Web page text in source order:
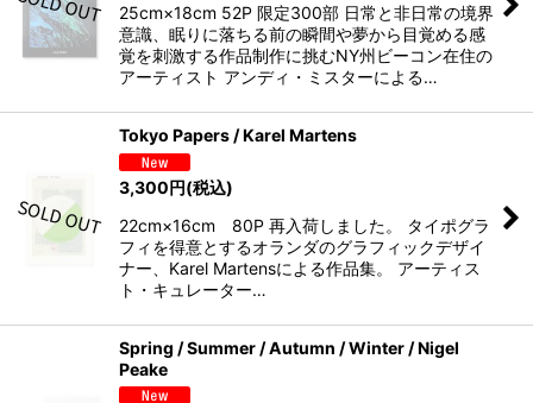
25cm×18cm 52P 限定300部 日常と非日常の境界
意識、眠りに落ちる前の瞬間や夢から目覚める感
覚を刺激する作品制作に挑むNY州ビーコン在住の
アーティスト アンディ・ミスターによる…
Tokyo Papers / Karel Martens
3,300円(税込)
22cm×16cm 80P 再入荷しました。 タイポグラ
フィを得意とするオランダのグラフィックデザイ
ナー、Karel Martensによる作品集。 アーティス
ト・キュレーター…
Spring / Summer / Autumn / Winter / Nigel
Peake